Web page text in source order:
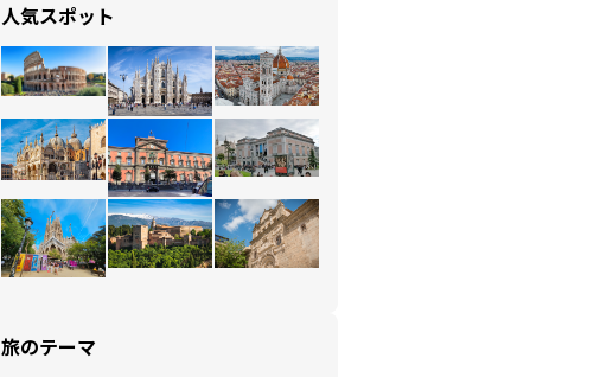
人気スポット
旅のテーマ